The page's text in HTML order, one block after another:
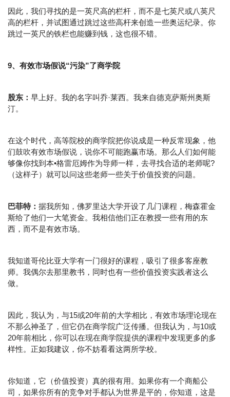
因此，我们寻找的是一英尺高的栏杆，而不是七英尺或八英尺
高的栏杆，并试图通过跳过这些高杆来创造一些奥运纪录。你
跳过一英尺的铁栏也能赚到钱，这也很不错。
9、有效市场假说“污染”了商学院
股东： 早上好。我的名字叫乔·莱西。我来自德克萨斯州奥斯
汀。
在这个时代，高等院校的商学院把你说成是一种反常现象，他
们鼓吹有效市场假说，说你不可能跑赢市场。那么人们如何能
够像你找到本•格雷厄姆作为导师一样，去寻找合适的老师呢?
（这样子）就可以问这些老师一些关于价值投资的问题。
巴菲特： 据我所知，佛罗里达大学开设了几门课程，梅森霍金
斯给了他们一大笔资金。我相信他们正在教授一些有用的东
西，而不是有效市场。
我知道哥伦比亚大学有一门很好的课程，吸引了很多客座教
师。我偶尔去那里教书，同时也有一些价值投资实践者这么
做。
因此，我认为，与15或20年前的大学相比，有效市场理论现在
不那么神圣了，但它仍在商学院广泛传播。但我认为，与10或
20年前相比，你可以在现在商学院提供的课程中发现更多的多
样性。正如我建议，你不妨看看这两所学校。
你知道，它（价值投资）真的很有用。如果你有一个商船公
司，如果你所有的竞争对手都认为世界是平的，你知道，这是